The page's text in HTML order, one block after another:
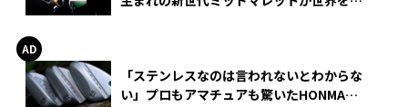
「ステンレスなのは言われないとわからな
い」プロもアマチュアも驚いたHONMA